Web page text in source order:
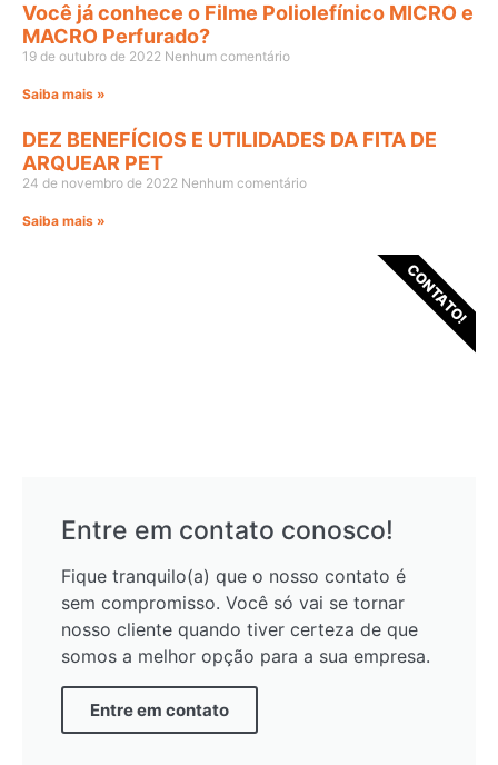
Você já conhece o Filme Poliolefínico MICRO e
MACRO Perfurado?
19 de outubro de 2022 Nenhum comentário
Saiba mais »
DEZ BENEFÍCIOS E UTILIDADES DA FITA DE
ARQUEAR PET
24 de novembro de 2022 Nenhum comentário
Saiba mais »
Entre em contato conosco!
Fique tranquilo(a) que o nosso contato é
sem compromisso. Você só vai se tornar
nosso cliente quando tiver certeza de que
somos a melhor opção para a sua empresa.
Entre em contato
CONTATO!